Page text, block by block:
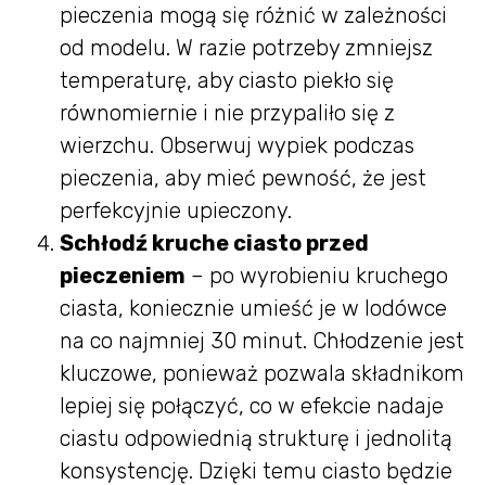
pieczenia mogą się różnić w zależności
od modelu. W razie potrzeby zmniejsz
temperaturę, aby ciasto piekło się
równomiernie i nie przypaliło się z
wierzchu. Obserwuj wypiek podczas
pieczenia, aby mieć pewność, że jest
perfekcyjnie upieczony.
Schłodź kruche ciasto przed
pieczeniem – po wyrobieniu kruchego
ciasta, koniecznie umieść je w lodówce
na co najmniej 30 minut. Chłodzenie jest
kluczowe, ponieważ pozwala składnikom
lepiej się połączyć, co w efekcie nadaje
ciastu odpowiednią strukturę i jednolitą
konsystencję. Dzięki temu ciasto będzie